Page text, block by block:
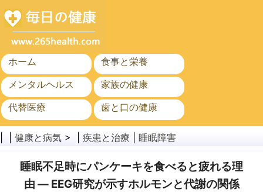
ホーム
食事と栄養
メンタルヘルス
家族の健康
代替医療
歯と口の健康
がん
公衆衛生
健康と病気 > | 疾患と治療 睡眠障害
睡眠不足時にパンケーキを食べると疲れる理
由 ― EEG研究が示すホルモンと代謝の関係